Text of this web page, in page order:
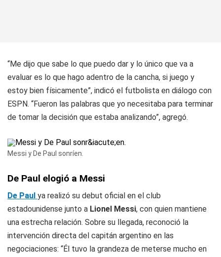
“Me dijo que sabe lo que puedo dar y lo único que va a
evaluar es lo que hago adentro de la cancha, si juego y
estoy bien físicamente”, indicó el futbolista en diálogo con
ESPN. “Fueron las palabras que yo necesitaba para terminar
de tomar la decisión que estaba analizando”, agregó.
Messi y De Paul sonríen.
De Paul elogió a Messi
De Paul ya realizó su debut oficial en el club
estadounidense junto a Lionel Messi, con quien mantiene
una estrecha relación. Sobre su llegada, reconoció la
intervención directa del capitán argentino en las
negociaciones: “Él tuvo la grandeza de meterse mucho en